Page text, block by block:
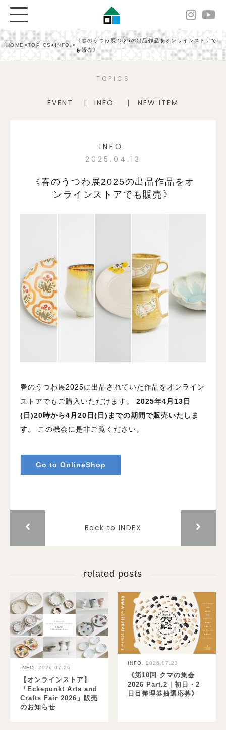
HOME>TOPICS>INFO. >
《春のうつわ展2025の出品作品をオンラインストアで
も販売》
TOPICS
EVENT INFO. NEW ITEM
INFO.
2025.04.13
《春のうつわ展2025の出品作品をオ
ンラインストアでも販売》
春のうつわ展2025に出品されていた作品をオンライン
ストアでもご購入いただけます。
2025年4月13日
(日)20時から4月20日(日)までの期間で販売いたしま
す。
この機会に是非ご覧ください。
Go to OnlineShop
Back to INDEX
related posts
INFO. 2026.07.26
【オンラインストア】
「Eckepunkt Arts and
Crafts Fair 2026」販売
のお知らせ
INFO. 2026.07.23
《第10回 クマの集会
2026 Part.2｜初日・2
日目整理券抽選応募》